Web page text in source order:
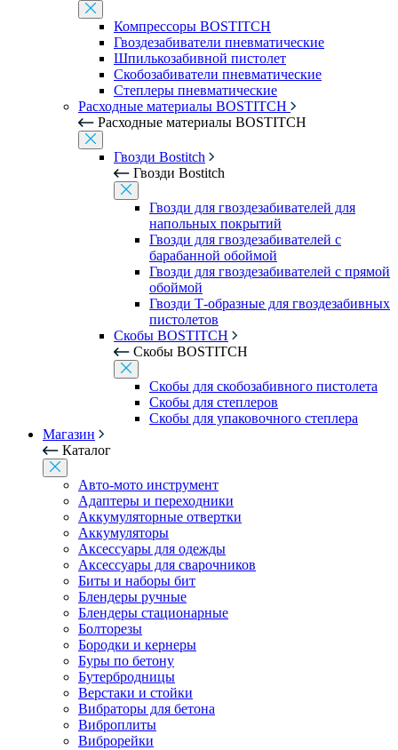
Компрессоры BOSTITCH
Гвоздезабиватели пневматические
Шпилькозабивной пистолет
Скобозабиватели пневматические
Степлеры пневматические
Расходные материалы BOSTITCH
Расходные материалы BOSTITCH
Гвозди Bostitch
Гвозди Bostitch
Гвозди для гвоздезабивателей для
напольных покрытий
Гвозди для гвоздезабивателей с
барабанной обоймой
Гвозди для гвоздезабивателей с прямой
обоймой
Гвозди Т-образные для гвоздезабивных
пистолетов
Скобы BOSTITCH
Скобы BOSTITCH
Скобы для скобозабивного пистолета
Скобы для степлеров
Скобы для упаковочного степлера
Магазин
Каталог
Авто-мото инструмент
Адаптеры и переходники
Аккумуляторные отвертки
Аккумуляторы
Аксессуары для одежды
Аксессуары для сварочников
Биты и наборы бит
Блендеры ручные
Блендеры стационарные
Болторезы
Бородки и кернеры
Буры по бетону
Бутербродницы
Верстаки и стойки
Вибраторы для бетона
Виброплиты
Виброрейки